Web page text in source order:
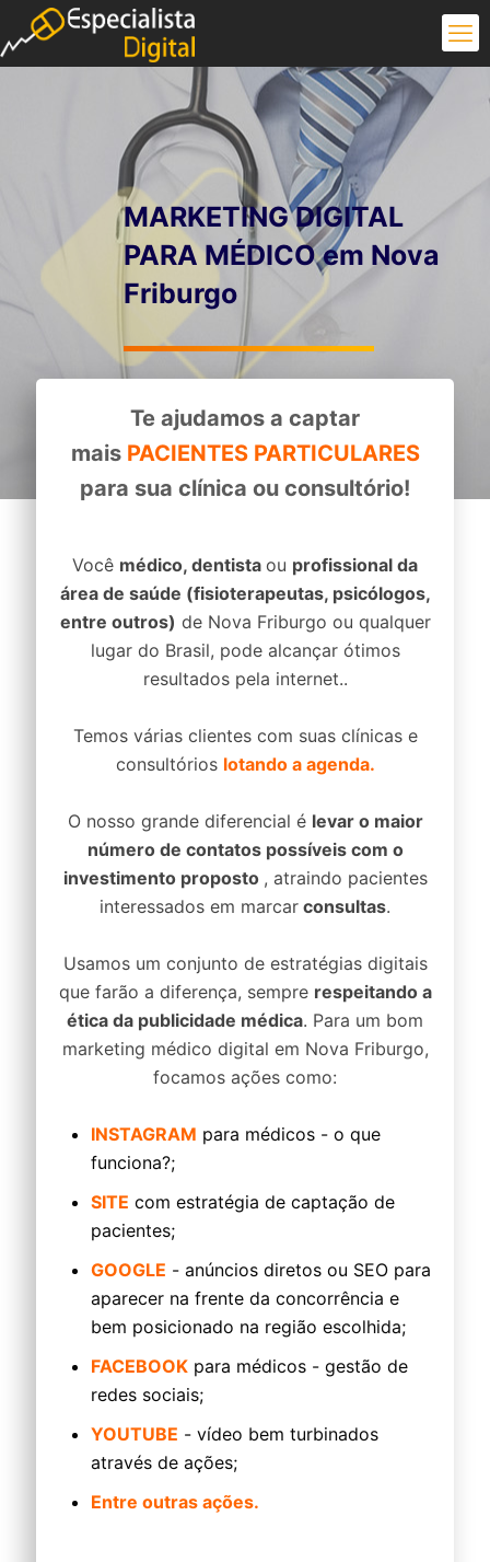
MARKETING DIGITAL
PARA MÉDICO em Nova
Friburgo
Te ajudamos a captar
mais PACIENTES PARTICULARES
para sua clínica ou consultório!
Você médico, dentista ou profissional da
área de saúde (fisioterapeutas, psicólogos,
entre outros) de Nova Friburgo ou qualquer
lugar do Brasil, pode alcançar ótimos
resultados pela internet..
Temos várias clientes com suas clínicas e
consultórios lotando a agenda.
O nosso grande diferencial é levar o maior
número de contatos possíveis com o
investimento proposto , atraindo pacientes
interessados em marcar consultas.
Usamos um conjunto de estratégias digitais
que farão a diferença, sempre respeitando a
ética da publicidade médica. Para um bom
marketing médico digital em Nova Friburgo,
focamos ações como:
INSTAGRAM para médicos - o que
funciona?;
SITE com estratégia de captação de
pacientes;
GOOGLE - anúncios diretos ou SEO para
aparecer na frente da concorrência e
bem posicionado na região escolhida;
FACEBOOK para médicos - gestão de
redes sociais;
YOUTUBE - vídeo bem turbinados
através de ações;
Entre outras ações.